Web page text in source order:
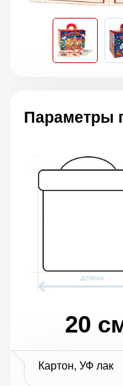
Параметры
20
Картон, УФ лак